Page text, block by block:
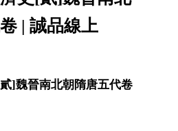
| 誠品線上
]魏晉南北朝隋唐五代卷